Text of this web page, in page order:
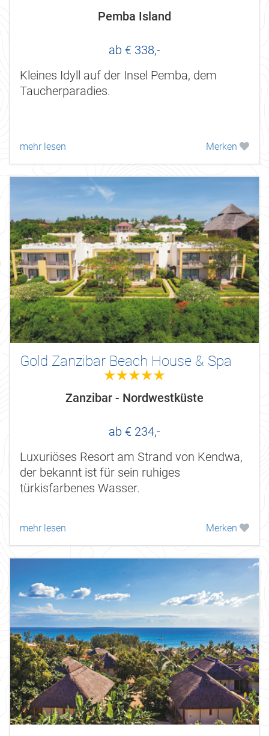
Pemba Island
ab € 338,-
Kleines Idyll auf der Insel Pemba, dem
Taucherparadies.
mehr lesen Merken
Gold Zanzibar Beach House & Spa
5.0
Zanzibar - Nordwestküste
ab € 234,-
Luxuriöses Resort am Strand von Kendwa,
der bekannt ist für sein ruhiges
türkisfarbenes Wasser.
mehr lesen Merken